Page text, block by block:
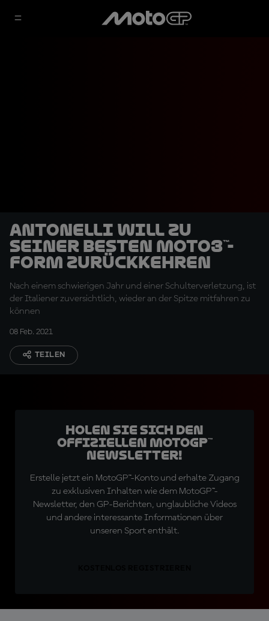
Antonelli will zu
seiner besten Moto3™-
Form zurückkehren
Nach einem schwierigen Jahr und einer Schulterverletzung, ist
der Italiener zuversichtlich, wieder an der Spitze mitfahren zu
können
08 Feb. 2021
TEILEN
Holen Sie sich den
offiziellen MotoGP™
Newsletter!
Erstelle jetzt ein MotoGP™-Konto und erhalte Zugang
zu exklusiven Inhalten wie dem MotoGP™-
Newsletter, den GP-Berichten, unglaubliche Videos
und andere interessante Informationen über
unseren Sport enthält.